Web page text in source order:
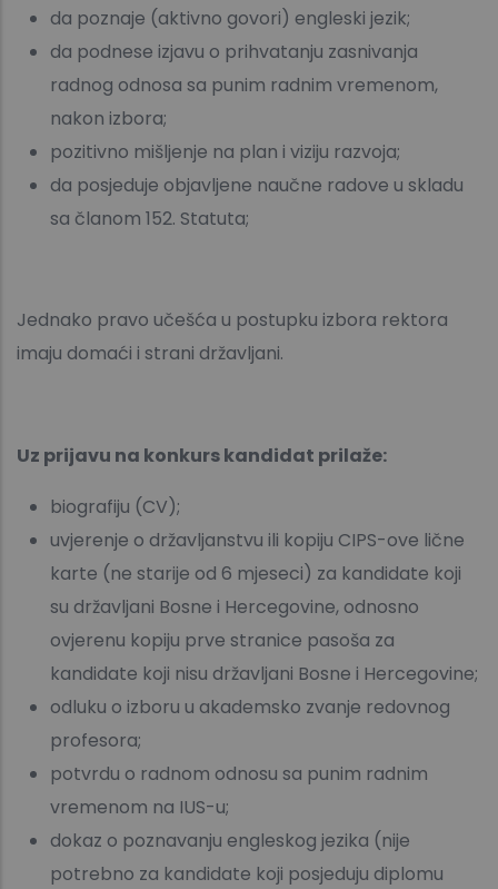
da poznaje (aktivno govori) engleski jezik;
da podnese izjavu o prihvatanju zasnivanja
radnog odnosa sa punim radnim vremenom,
nakon izbora;
pozitivno mišljenje na plan i viziju razvoja;
da posjeduje objavljene naučne radove u skladu
sa članom 152. Statuta;
Jednako pravo učešća u postupku izbora rektora
imaju domaći i strani državljani.
Uz prijavu na konkurs kandidat prilaže:
biografiju (CV);
uvjerenje o državljanstvu ili kopiju CIPS-ove lične
karte (ne starije od 6 mjeseci) za kandidate koji
su državljani Bosne i Hercegovine, odnosno
ovjerenu kopiju prve stranice pasoša za
kandidate koji nisu državljani Bosne i Hercegovine;
odluku o izboru u akademsko zvanje redovnog
profesora;
potvrdu o radnom odnosu sa punim radnim
vremenom na IUS-u;
dokaz o poznavanju engleskog jezika (nije
potrebno za kandidate koji posjeduju diplomu